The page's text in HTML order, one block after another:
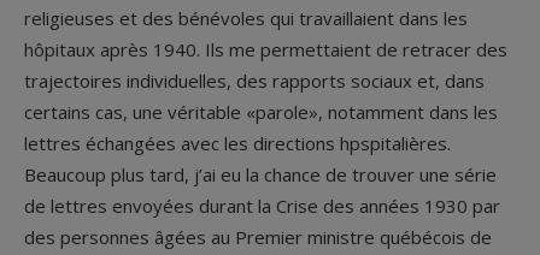
religieuses et des bénévoles qui travaillaient dans les
hôpitaux après 1940. Ils me permettaient de retracer des
trajectoires individuelles, des rapports sociaux et, dans
certains cas, une véritable «parole», notamment dans les
lettres échangées avec les directions hpspitalières.
Beaucoup plus tard, j’ai eu la chance de trouver une série
de lettres envoyées durant la Crise des années 1930 par
des personnes âgées au Premier ministre québécois de